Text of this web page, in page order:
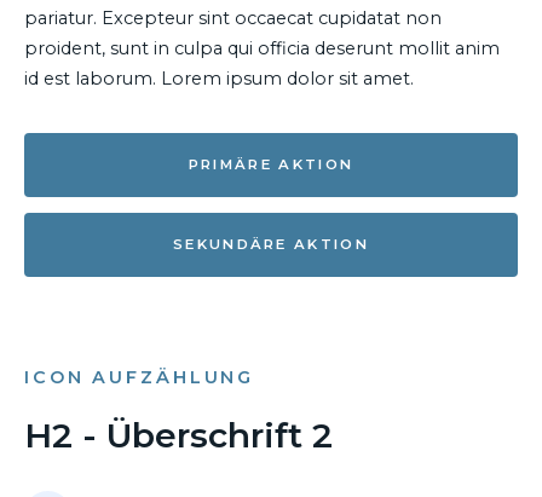
pariatur. Excepteur sint occaecat cupidatat non
proident, sunt in culpa qui officia deserunt mollit anim
id est laborum. Lorem ipsum dolor sit amet.
PRIMÄRE AKTION
SEKUNDÄRE AKTION
ICON AUFZÄHLUNG
H2 - Überschrift 2